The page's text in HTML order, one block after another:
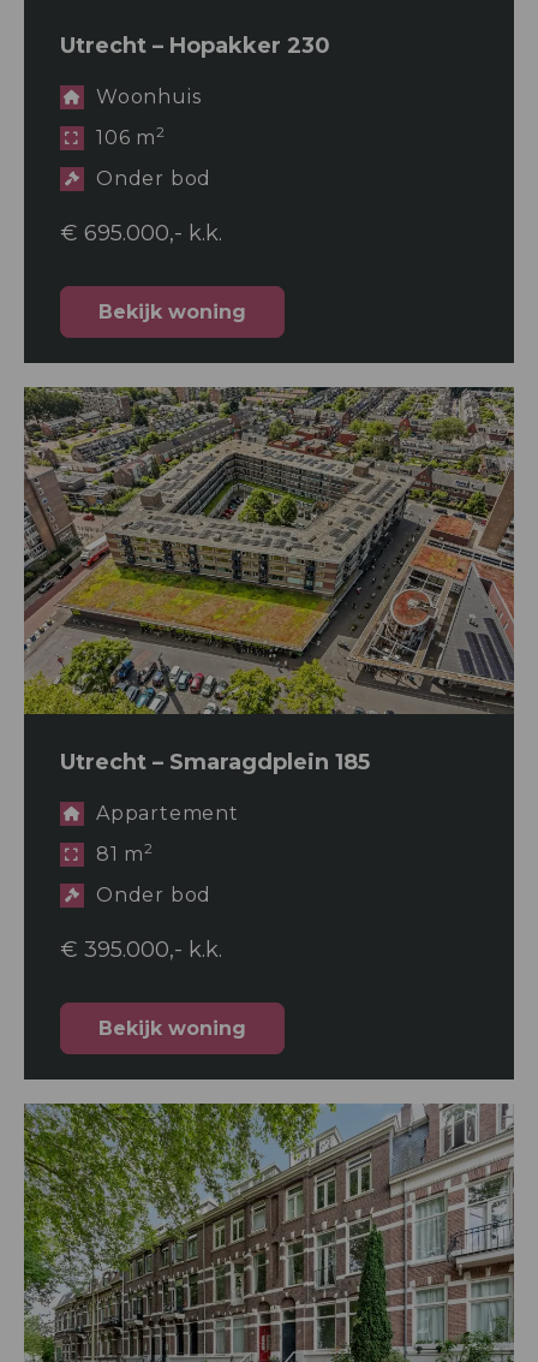
Utrecht – Hopakker 230
Woonhuis
106 m2
Onder bod
€ 695.000,- k.k.
Bekijk woning
Utrecht – Smaragdplein 185
Appartement
81 m2
Onder bod
€ 395.000,- k.k.
Bekijk woning